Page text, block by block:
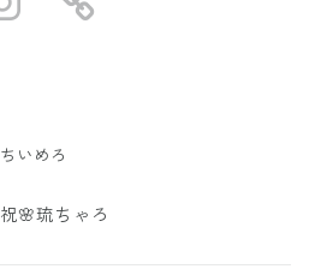
ちいめろ
祝🌸琉ちゃろ